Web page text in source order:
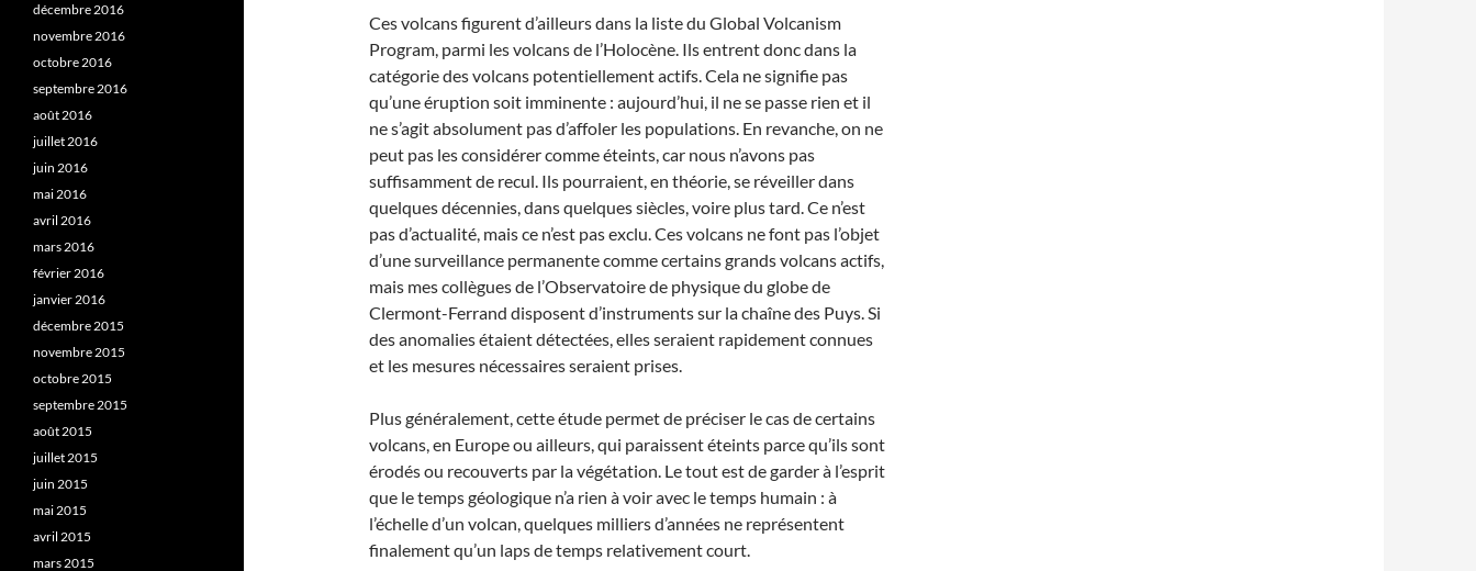
Ces volcans figurent d’ailleurs dans la liste du Global Volcanism
Program, parmi les volcans de l’Holocène. Ils entrent donc dans la
catégorie des volcans potentiellement actifs. Cela ne signifie pas
qu’une éruption soit imminente : aujourd’hui, il ne se passe rien et il
ne s’agit absolument pas d’affoler les populations. En revanche, on ne
peut pas les considérer comme éteints, car nous n’avons pas
suffisamment de recul. Ils pourraient, en théorie, se réveiller dans
quelques décennies, dans quelques siècles, voire plus tard. Ce n’est
pas d’actualité, mais ce n’est pas exclu. Ces volcans ne font pas l’objet
d’une surveillance permanente comme certains grands volcans actifs,
mais mes collègues de l’Observatoire de physique du globe de
Clermont-Ferrand disposent d’instruments sur la chaîne des Puys. Si
des anomalies étaient détectées, elles seraient rapidement connues
et les mesures nécessaires seraient prises.
Plus généralement, cette étude permet de préciser le cas de certains
volcans, en Europe ou ailleurs, qui paraissent éteints parce qu’ils sont
érodés ou recouverts par la végétation. Le tout est de garder à l’esprit
que le temps géologique n’a rien à voir avec le temps humain : à
l’échelle d’un volcan, quelques milliers d’années ne représentent
finalement qu’un laps de temps relativement court.
décembre 2016
novembre 2016
octobre 2016
septembre 2016
août 2016
juillet 2016
juin 2016
mai 2016
avril 2016
mars 2016
février 2016
janvier 2016
décembre 2015
novembre 2015
octobre 2015
septembre 2015
août 2015
juillet 2015
juin 2015
mai 2015
avril 2015
mars 2015